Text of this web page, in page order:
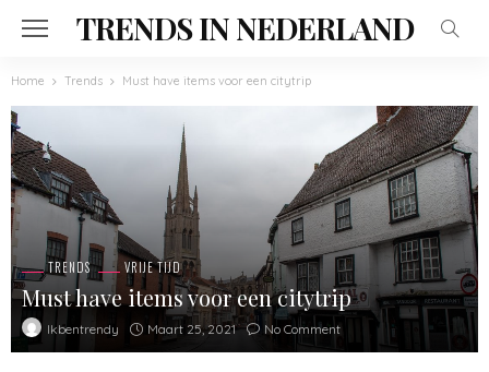
TRENDS IN NEDERLAND
Home Trends Must have items voor een citytrip
TRENDS VRIJE TIJD
Must have items voor een citytrip
Ikbentrendy Maart 25, 2021 No Comment